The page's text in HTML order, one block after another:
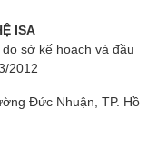
ISA
sở kế hoạch và đầu
2012
Đức Nhuận, TP. Hồ